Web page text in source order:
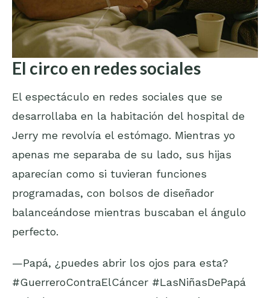
El circo en redes sociales
El espectáculo en redes sociales que se
desarrollaba en la habitación del hospital de
Jerry me revolvía el estómago. Mientras yo
apenas me separaba de su lado, sus hijas
aparecían como si tuvieran funciones
programadas, con bolsos de diseñador
balanceándose mientras buscaban el ángulo
perfecto.
—Papá, ¿puedes abrir los ojos para esta?
#GuerreroContraElCáncer #LasNiñasDePapá